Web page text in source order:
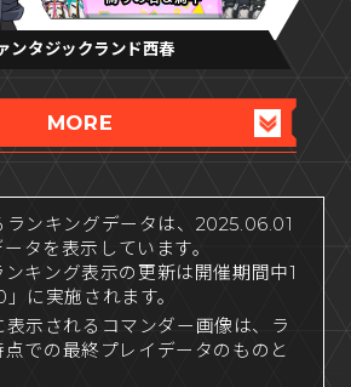
ンタジックランド西春
MORE
ンキングデータは、2025.06.01
タを表示しています。
キング表示の更新は開催期間中1
に実施されます。
示されるコマンダー画像は、ラ
点での最終プレイデータのものと